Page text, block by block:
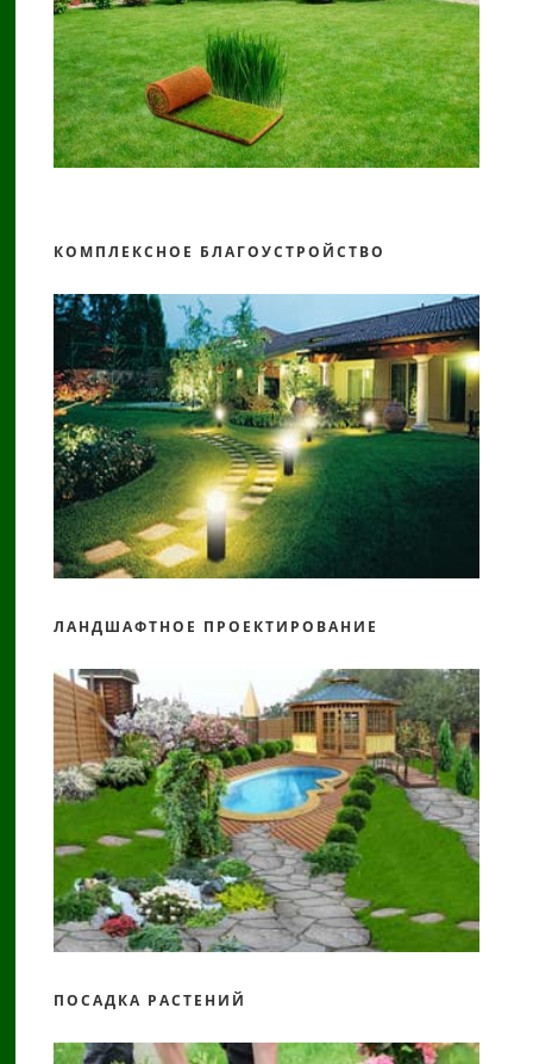
КОМПЛЕКСНОЕ БЛАГОУСТРОЙСТВО
ЛАНДШАФТНОЕ ПРОЕКТИРОВАНИЕ
ПОСАДКА РАСТЕНИЙ